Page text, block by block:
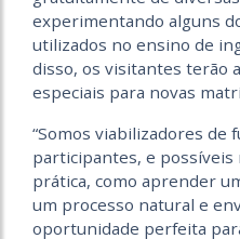
experimentando alguns
utilizados no ensino de
disso, os visitantes terão
especiais para novas
“Somos viabilizadores de
participantes, e possíveis
prática, como aprender
um processo natural e
oportunidade perfeita